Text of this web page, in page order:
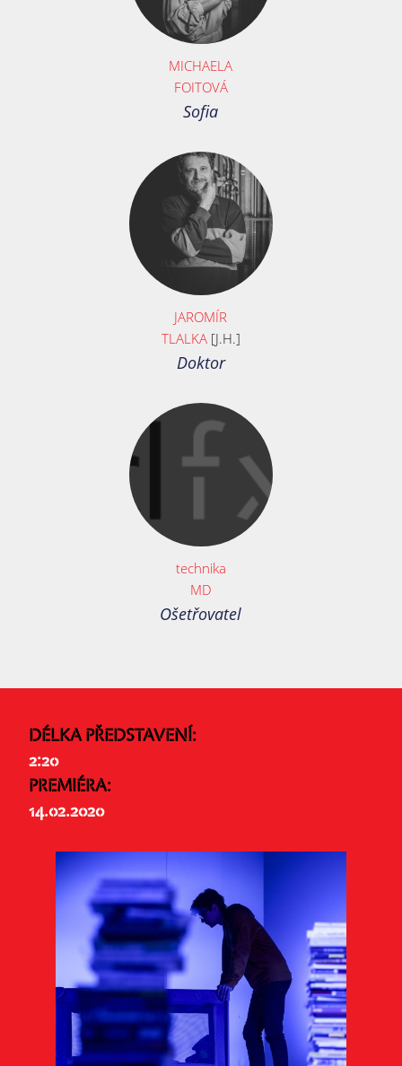
MICHAELA
FOITOVÁ
Sofia
JAROMÍR
TLALKA[J.H.]
Doktor
technika
MD
Ošetřovatel
DÉLKA PŘEDSTAVENÍ:
2:20
PREMIÉRA:
14.02.2020